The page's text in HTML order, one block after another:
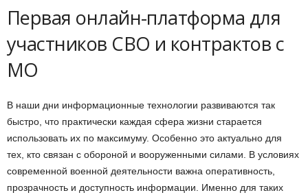
Первая онлайн-платформа для
участников СВО и контрактов с
МО
В наши дни информационные технологии развиваются так
быстро, что практически каждая сфера жизни старается
использовать их по максимуму. Особенно это актуально для
тех, кто связан с обороной и вооруженными силами. В условиях
современной военной деятельности важна оперативность,
прозрачность и доступность информации. Именно для таких